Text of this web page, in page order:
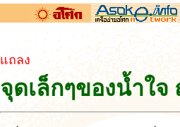
แถลง
จุดเล็กๆของน้ำใจ